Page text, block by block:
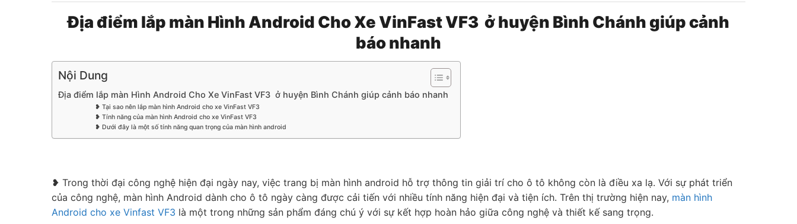
Địa điểm lắp màn Hình Android Cho Xe VinFast VF3 ở huyện Bình Chánh giúp cảnh
báo nhanh
Nội Dung
Địa điểm lắp màn Hình Android Cho Xe VinFast VF3 ở huyện Bình Chánh giúp cảnh báo nhanh
❥ Tại sao nên lắp màn hình Android cho xe VinFast VF3
❥ Tính năng của màn hình Android cho xe VinFast VF3
❥ Dưới đây là một số tính năng quan trọng của màn hình android
❥ Trong thời đại công nghệ hiện đại ngày nay, việc trang bị màn hình android hỗ trợ thông tin giải trí cho ô tô không còn là điều xa lạ. Với sự phát triển
của công nghệ, màn hình Android dành cho ô tô ngày càng được cải tiến với nhiều tính năng hiện đại và tiện ích. Trên thị trường hiện nay, màn hình
Android cho xe Vinfast VF3 là một trong những sản phẩm đáng chú ý với sự kết hợp hoàn hảo giữa công nghệ và thiết kế sang trọng.